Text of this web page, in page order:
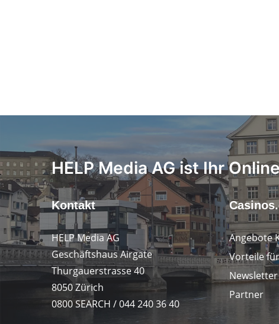
HELP Media AG ist Ihr
Kontakt
HELP Media AG
Geschäftshaus Airgate
Thurgauerstrasse 40
8050 Zürich
0800 SEARCH / 044 240 36 40
Angebote
Vorteile
Newsletter
Partner